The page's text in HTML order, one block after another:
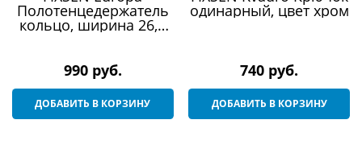
Полотенцедержатель
кольцо, ширина 26,5
990 руб.
ДОБАВИТЬ В КОРЗИНУ
одинарный, цвет хром
740 руб.
ДОБАВИТЬ В КОРЗИНУ